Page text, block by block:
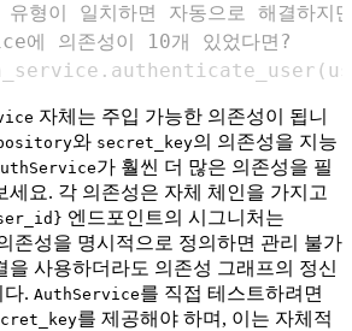
형이 일치하면 자동으로 해결하지
에 의존성이 10개 있었다면?
. authenticate_user (
자체는 주입 가능한 의존성이 됩니
와 secret_key의 의존성을 지능
가 훨씬 더 많은 의존성을 필
세요. 각 의존성은 자체 체인을 가지고
엔드포인트의 시그니처는
존성을 명시적으로 정의하면 관리 불가
을 사용하더라도 의존성 그래프의 정신
다. AuthService를 직접 테스트하려면
를 제공해야 하며, 이는 자체적